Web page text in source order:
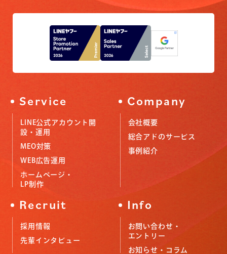
Service
LINE公式アカウント開
設・運用
MEO対策
WEB広告運用
ホームページ・
LP制作
Company
会社概要
総合アドのサービス
事例紹介
Recruit
採用情報
先輩インタビュー
Info
お問い合わせ・
エントリー
お知らせ・コラム